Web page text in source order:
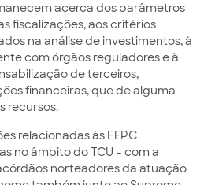
acerca dos parâmetros
fiscalizações, aos critérios
na análise de investimentos, à
com órgãos reguladores e à
de terceiros,
financeiras, que de alguma
recursos.
relacionadas às EFPC
no âmbito do TCU – com a
norteadores da atuação